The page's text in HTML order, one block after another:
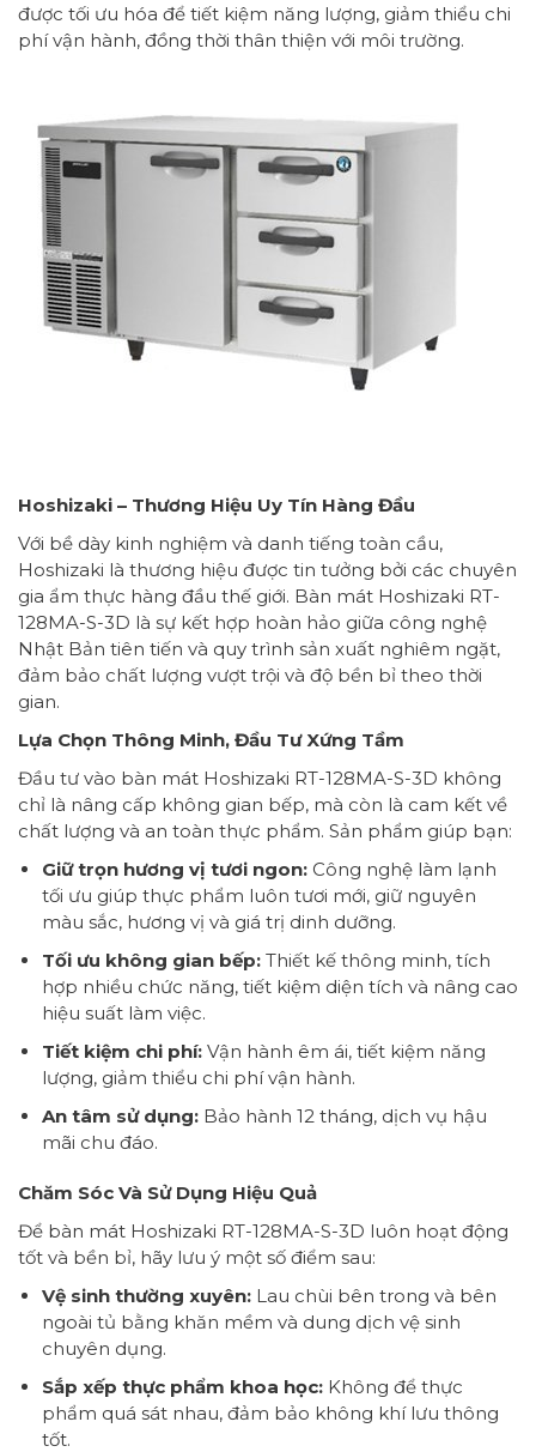
được tối ưu hóa để tiết kiệm năng lượng, giảm thiểu chi
phí vận hành, đồng thời thân thiện với môi trường.
Hoshizaki – Thương Hiệu Uy Tín Hàng Đầu
Với bề dày kinh nghiệm và danh tiếng toàn cầu,
Hoshizaki là thương hiệu được tin tưởng bởi các chuyên
gia ẩm thực hàng đầu thế giới. Bàn mát Hoshizaki RT-
128MA-S-3D là sự kết hợp hoàn hảo giữa công nghệ
Nhật Bản tiên tiến và quy trình sản xuất nghiêm ngặt,
đảm bảo chất lượng vượt trội và độ bền bỉ theo thời
gian.
Lựa Chọn Thông Minh, Đầu Tư Xứng Tầm
Đầu tư vào bàn mát Hoshizaki RT-128MA-S-3D không
chỉ là nâng cấp không gian bếp, mà còn là cam kết về
chất lượng và an toàn thực phẩm. Sản phẩm giúp bạn:
Giữ trọn hương vị tươi ngon:Công nghệ làm lạnh
tối ưu giúp thực phẩm luôn tươi mới, giữ nguyên
màu sắc, hương vị và giá trị dinh dưỡng.
Tối ưu không gian bếp:Thiết kế thông minh, tích
hợp nhiều chức năng, tiết kiệm diện tích và nâng cao
hiệu suất làm việc.
Tiết kiệm chi phí:Vận hành êm ái, tiết kiệm năng
lượng, giảm thiểu chi phí vận hành.
An tâm sử dụng:Bảo hành 12 tháng, dịch vụ hậu
mãi chu đáo.
Chăm Sóc Và Sử Dụng Hiệu Quả
Để bàn mát Hoshizaki RT-128MA-S-3D luôn hoạt động
tốt và bền bỉ, hãy lưu ý một số điểm sau:
Vệ sinh thường xuyên:Lau chùi bên trong và bên
ngoài tủ bằng khăn mềm và dung dịch vệ sinh
chuyên dụng.
Sắp xếp thực phẩm khoa học:Không để thực
phẩm quá sát nhau, đảm bảo không khí lưu thông
tốt.